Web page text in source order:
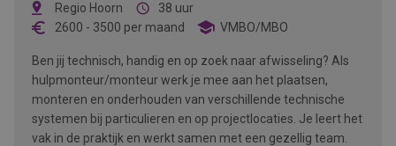
Regio Hoorn
38 uur
2600 - 3500 per maand VMBO/MBO
Ben jij technisch, handig en op zoek naar afwisseling? Als
hulpmonteur/monteur werk je mee aan het plaatsen,
monteren en onderhouden van verschillende technische
systemen bij particulieren en op projectlocaties. Je leert het
vak in de praktijk en werkt samen met een gezellig team.